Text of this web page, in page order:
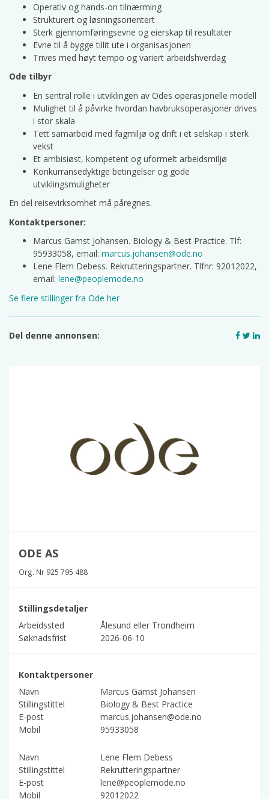
Operativ og hands-on tilnærming
Strukturert og løsningsorientert
Sterk gjennomføringsevne og eierskap til resultater
Evne til å bygge tillit ute i organisasjonen
Trives med høyt tempo og variert arbeidshverdag
Ode tilbyr
En sentral rolle i utviklingen av Odes operasjonelle modell
Mulighet til å påvirke hvordan havbruksoperasjoner drives
i stor skala
Tett samarbeid med fagmiljø og drift i et selskap i sterk
vekst
Et ambisiøst, kompetent og uformelt arbeidsmiljø
Konkurransedyktige betingelser og gode
utviklingsmuligheter
En del reisevirksomhet må påregnes.
Kontaktpersoner:
Marcus Gamst Johansen. Biology & Best Practice. Tlf:
95933058, email: marcus.johansen@ode.no
Lene Flem Debess. Rekrutteringspartner. Tlfnr: 92012022,
email: lene@peoplemode.no
Se flere stillinger fra Ode her
Del denne annonsen:
ODE AS
Org. Nr 925 795 488
Stillingsdetaljer
Arbeidssted
Ålesund eller Trondheim
Søknadsfrist
2026-06-10
Kontaktpersoner
Navn
Marcus Gamst Johansen
Stillingstittel
Biology & Best Practice
E-post
marcus.johansen@ode.no
Mobil
95933058
Navn
Lene Flem Debess
Stillingstittel
Rekrutteringspartner
E-post
lene@peoplemode.no
Mobil
92012022